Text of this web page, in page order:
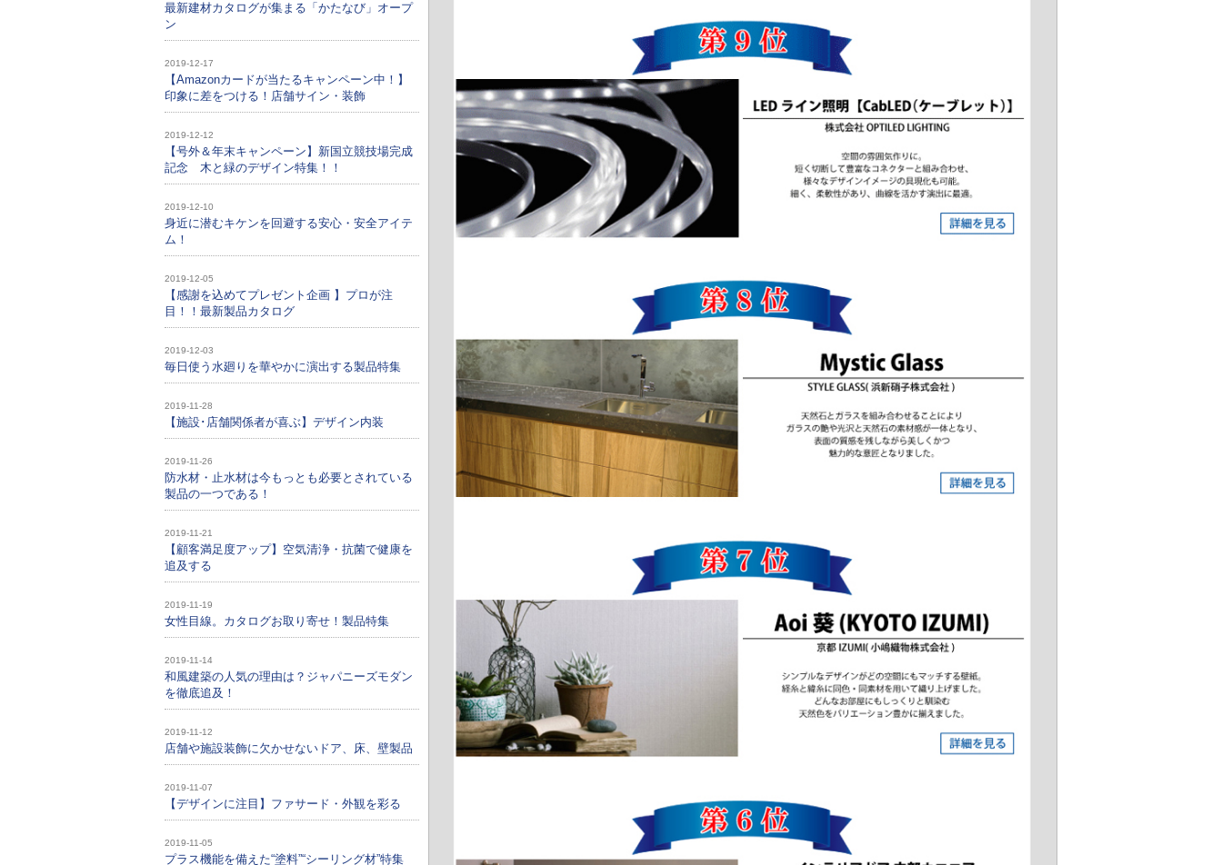
最新建材カタログが集まる「かたなび」オープ
ン
2019-12-17
【Amazonカードが当たるキャンペーン中！】
印象に差をつける！店舗サイン・装飾
2019-12-12
【号外＆年末キャンペーン】新国立競技場完成
記念 木と緑のデザイン特集！！
2019-12-10
身近に潜むキケンを回避する安心・安全アイテ
ム！
2019-12-05
【感謝を込めてプレゼント企画 】プロが注
目！！最新製品カタログ
2019-12-03
毎日使う水廻りを華やかに演出する製品特集
2019-11-28
【施設･店舗関係者が喜ぶ】デザイン内装
2019-11-26
防水材・止水材は今もっとも必要とされている
製品の一つである！
2019-11-21
【顧客満足度アップ】空気清浄・抗菌で健康を
追及する
2019-11-19
女性目線。カタログお取り寄せ！製品特集
2019-11-14
和風建築の人気の理由は？ジャパニーズモダン
を徹底追及！
2019-11-12
店舗や施設装飾に欠かせないドア、床、壁製品
2019-11-07
【デザインに注目】ファサード・外観を彩る
2019-11-05
プラス機能を備えた“塗料”“シーリング材”特集